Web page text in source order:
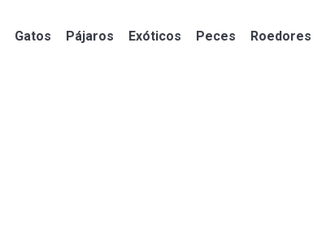
Gatos Pájaros Exóticos Peces Roedores
Gatos Pájaros Exóticos Peces Roedores